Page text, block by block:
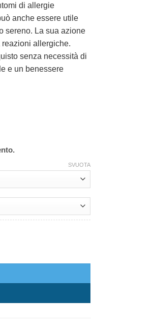
di allergie
anche essere utile
sereno. La sua azione
allergiche.
senza necessità di
e un benessere
SVUOTA